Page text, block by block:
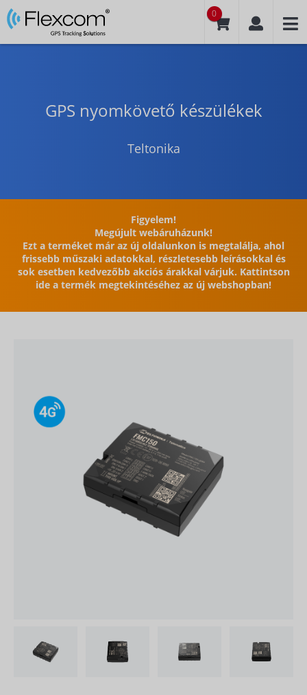
0
GPS nyomkövető készülékek
Teltonika
Figyelem!
Megújult webáruházunk!
Ezt a terméket már az új oldalunkon is megtalálja, ahol
frissebb műszaki adatokkal, részletesebb leírásokkal és
sok esetben kedvezőbb akciós árakkal várjuk. Kattintson
ide a termék megtekintéséhez az új webshopban!